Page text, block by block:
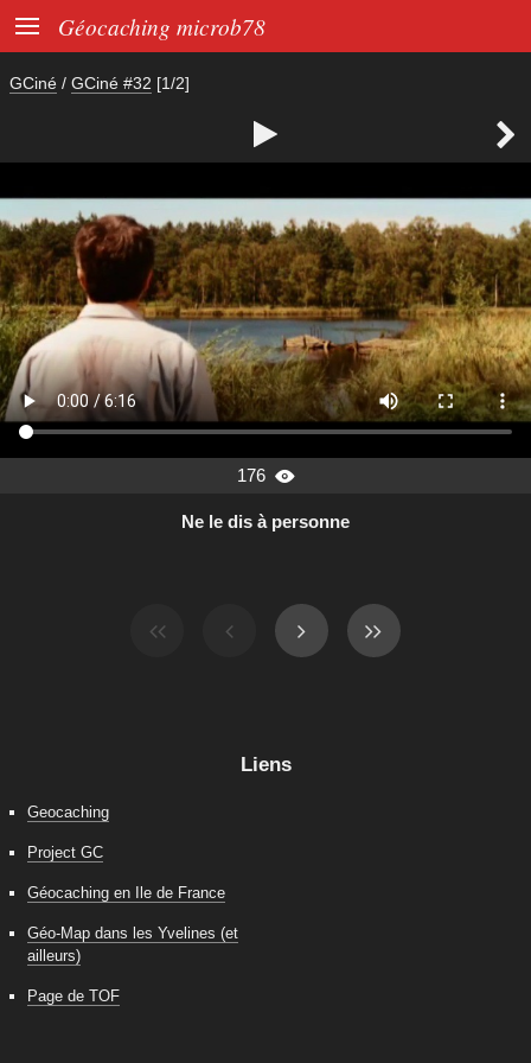
 Géocaching microb78
GCiné / GCiné #32 [1/2]
 
176 
Ne le dis à personne
Liens
Geocaching
Project GC
Géocaching en Ile de France
Géo-Map dans les Yvelines (et
ailleurs)
Page de TOF